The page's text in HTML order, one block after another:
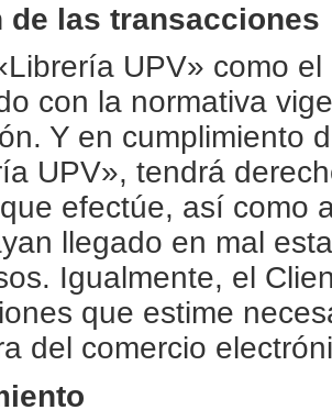
de las transacciones
UPV» como
con la normativa
Y en cumplimiento
UPV», tendrá
efectúe, así como
llegado en mal
Igualmente, el
que estime
del comercio